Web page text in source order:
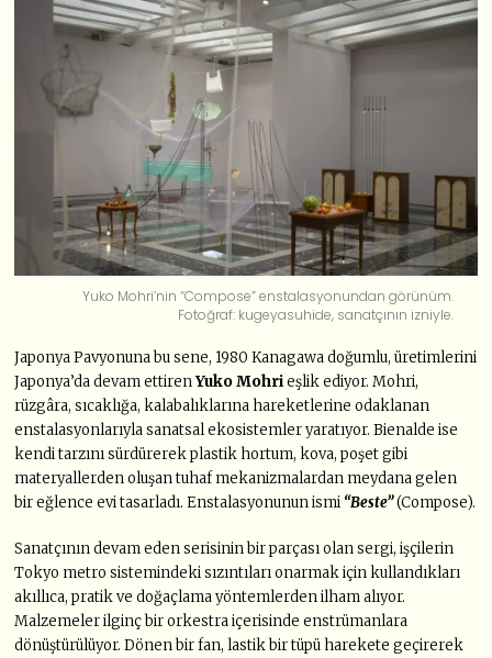
Yuko Mohri’nin “Compose” enstalasyonundan görünüm.
Fotoğraf: kugeyasuhide, sanatçının izniyle.
Japonya Pavyonuna bu sene, 1980 Kanagawa doğumlu, üretimlerini
Japonya’da devam ettirenYuko Mohrieşlik ediyor. Mohri,
rüzgâra, sıcaklığa, kalabalıklarına hareketlerine odaklanan
enstalasyonlarıyla sanatsal ekosistemler yaratıyor. Bienalde ise
kendi tarzını sürdürerek plastik hortum, kova, poşet gibi
materyallerden oluşan tuhaf mekanizmalardan meydana gelen
bir eğlence evi tasarladı. Enstalasyonunun ismi “Beste”(Compose).
Sanatçının devam eden serisinin bir parçası olan sergi, işçilerin
Tokyo metro sistemindeki sızıntıları onarmak için kullandıkları
akıllıca, pratik ve doğaçlama yöntemlerden ilham alıyor.
Malzemeler ilginç bir orkestra içerisinde enstrümanlara
dönüştürülüyor. Dönen bir fan, lastik bir tüpü harekete geçirerek